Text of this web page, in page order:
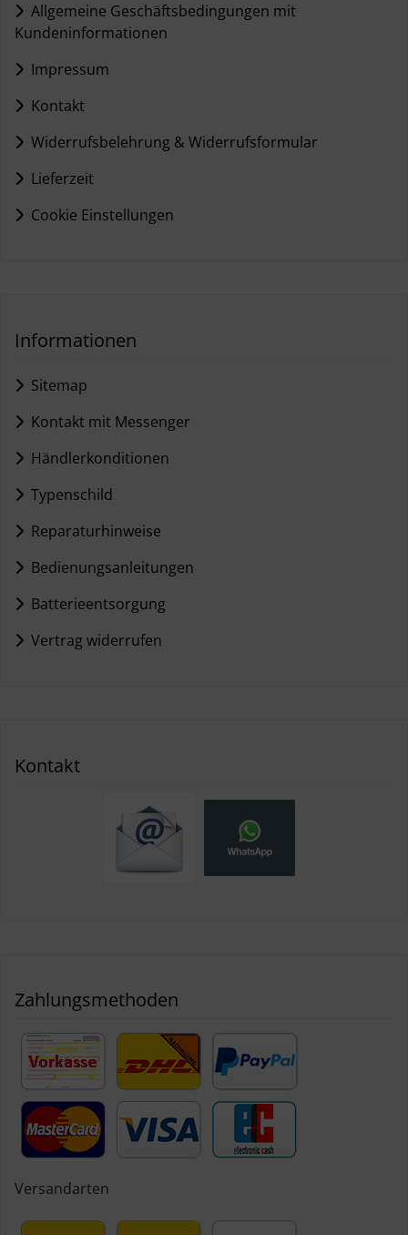
Allgemeine Geschäftsbedingungen mit
Kundeninformationen
Impressum
Kontakt
Widerrufsbelehrung & Widerrufsformular
Lieferzeit
Cookie Einstellungen
Informationen
Sitemap
Kontakt mit Messenger
Händlerkonditionen
Typenschild
Reparaturhinweise
Bedienungsanleitungen
Batterieentsorgung
Vertrag widerrufen
Kontakt
Zahlungsmethoden
Versandarten